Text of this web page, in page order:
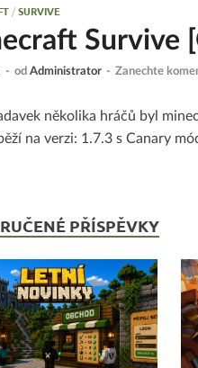
/SURVIVE
Survive
- od Administrator - Zanechte
několika hráčů byl
na verzi: 1.7.3 s Canary
PŘÍSPĚVKY